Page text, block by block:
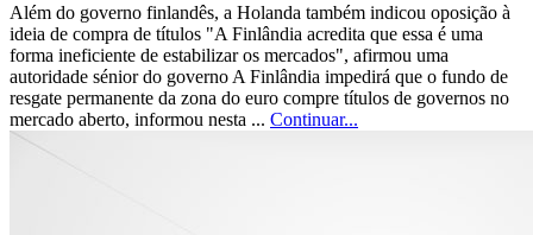
Além do governo finlandês, a Holanda também indicou oposição à
ideia de compra de títulos "A Finlândia acredita que essa é uma
forma ineficiente de estabilizar os mercados", afirmou uma
autoridade sénior do governo A Finlândia impedirá que o fundo de
resgate permanente da zona do euro compre títulos de governos no
mercado aberto, informou nesta ... Continuar...